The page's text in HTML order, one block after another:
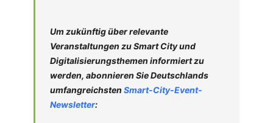
Um zukünftig über relevante
Veranstaltungen zu Smart City und
Digitalisierungsthemen informiert zu
werden, abonnieren Sie Deutschlands
umfangreichsten Smart-City-Event-
Newsletter: